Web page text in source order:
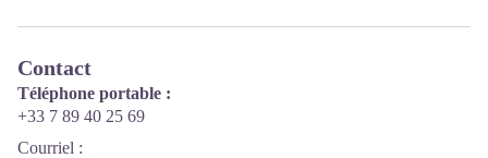
Contact
Téléphone portable :
+33 7 89 40 25 69
Courriel :